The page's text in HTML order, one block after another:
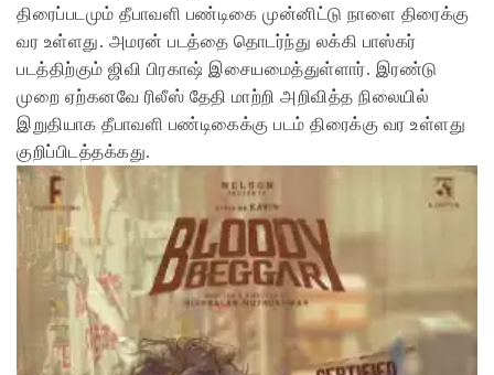
திரைப்படமும் தீபாவளி பண்டிகை முன்னிட்டு நாளை திரைக்கு
வர உள்ளது. அமரன் படத்தை தொடர்ந்து லக்கி பாஸ்கர்
படத்திற்கும் ஜிவி பிரகாஷ் இசையமைத்துள்ளார். இரண்டு
முறை ஏற்கனவே ரிலீஸ் தேதி மாற்றி அறிவித்த நிலையில்
இறுதியாக தீபாவளி பண்டிகைக்கு படம் திரைக்கு வர உள்ளது
குறிப்பிடத்தக்கது.